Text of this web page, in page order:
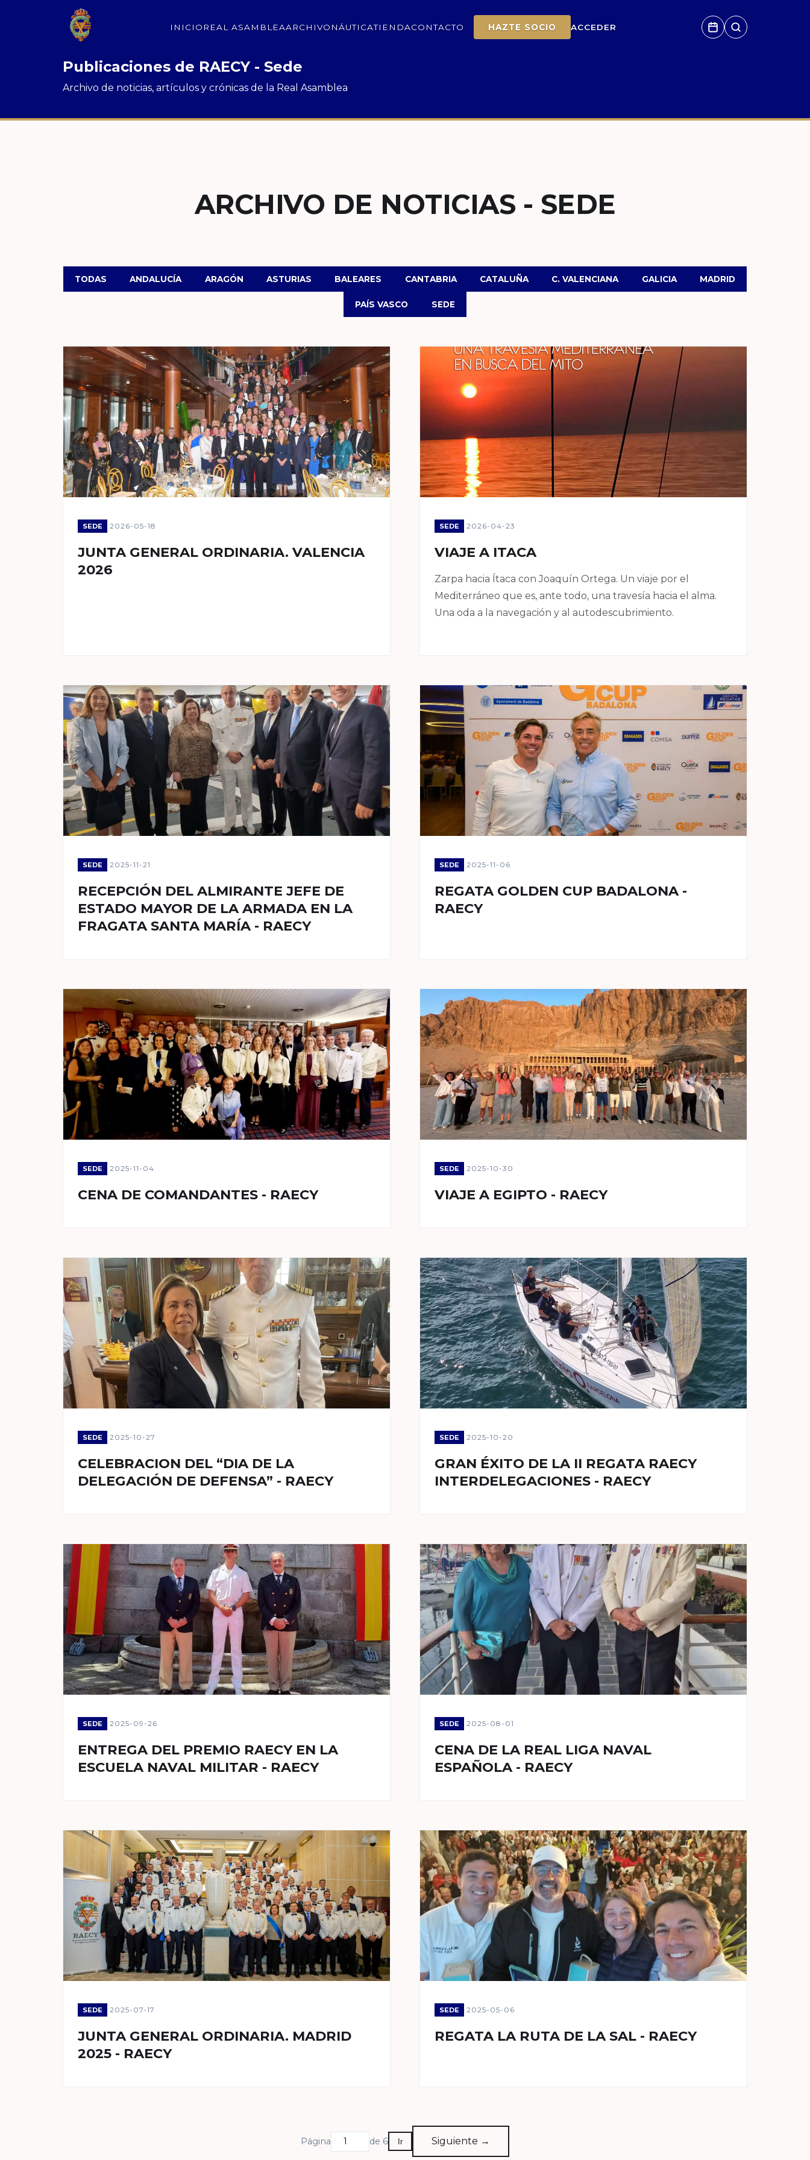
INICIO REAL ASAMBLEAARCHIVO NÁUTICATIENDACONTACTO HAZTE SOCIO ACCEDER
Publicaciones de RAECY - Sede
Archivo de noticias, artículos y crónicas de la Real Asamblea
ARCHIVO DE NOTICIAS - SEDE
TODAS ANDALUCÍA ARAGÓN ASTURIAS BALEARES CANTABRIA CATALUÑA C. VALENCIANA GALICIA MADRID
PAÍS VASCO SEDE
SEDE 2026-05-18
JUNTA GENERAL ORDINARIA. VALENCIA
2026
SEDE 2026-04-23
VIAJE A ITACA
Zarpa hacia Ítaca con Joaquín Ortega. Un viaje por el
Mediterráneo que es, ante todo, una travesía hacia el alma.
Una oda a la navegación y al autodescubrimiento.
SEDE 2025-11-21
RECEPCIÓN DEL ALMIRANTE JEFE DE
ESTADO MAYOR DE LA ARMADA EN LA
FRAGATA SANTA MARÍA - RAECY
SEDE 2025-11-06
REGATA GOLDEN CUP BADALONA -
RAECY
SEDE 2025-11-04
CENA DE COMANDANTES - RAECY
SEDE 2025-10-30
VIAJE A EGIPTO - RAECY
SEDE 2025-10-27
CELEBRACION DEL “DIA DE LA
DELEGACIÓN DE DEFENSA” - RAECY
SEDE 2025-10-20
GRAN ÉXITO DE LA II REGATA RAECY
INTERDELEGACIONES - RAECY
SEDE 2025-09-26
ENTREGA DEL PREMIO RAECY EN LA
ESCUELA NAVAL MILITAR - RAECY
SEDE 2025-08-01
CENA DE LA REAL LIGA NAVAL
ESPAÑOLA - RAECY
SEDE 2025-07-17
JUNTA GENERAL ORDINARIA. MADRID
2025 - RAECY
SEDE 2025-05-06
REGATA LA RUTA DE LA SAL - RAECY
Página de 6 Ir Siguiente →